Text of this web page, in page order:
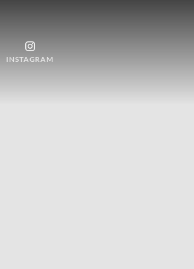
INSTAGRAM